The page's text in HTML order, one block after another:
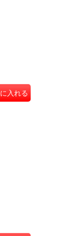
入れる